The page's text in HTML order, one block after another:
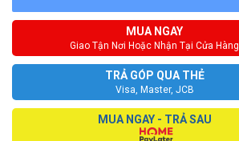
MUA NGAY
Giao Tận Nơi Hoặc Nhận Tại Cửa Hàng
TRẢ GÓP QUA THẺ
Visa, Master, JCB
MUA NGAY - TRẢ SAU